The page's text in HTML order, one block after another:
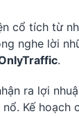
cổ tích từ
nghe lời
.
ra lợi
Kế hoạch